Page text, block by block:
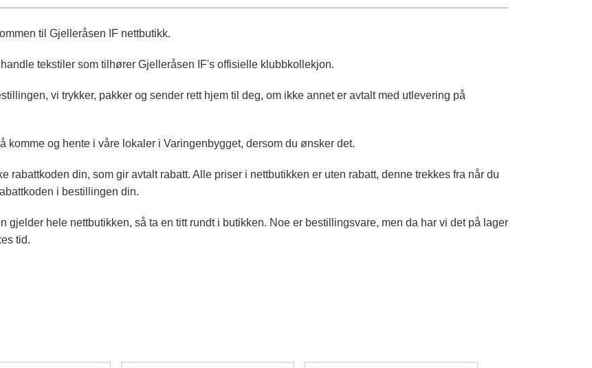
til Gjelleråsen IF nettbutikk.
tekstiler som tilhører Gjelleråsen IF's offisielle klubbkollekjon.
vi trykker, pakker og sender rett hjem til deg, om ikke annet er avtalt med utlevering på
komme og hente i våre lokaler i Varingenbygget, dersom du ønsker det.
rabattkoden din, som gir avtalt rabatt. Alle priser i nettbutikken er uten rabatt, denne trekkes fra når du
i bestillingen din.
gjelder hele nettbutikken, så ta en titt rundt i butikken. Noe er bestillingsvare, men da har vi det på lager
tid.